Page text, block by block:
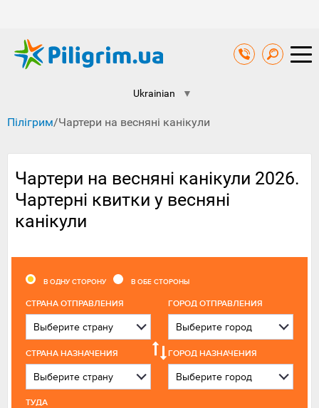
Ukrainian ▼
Пілігрим/Чартери на весняні канікули
Чартери на весняні канікули 2026.
Чартерні квитки у весняні
канікули
В ОДНУ СТОРОНУ В ОБЕ СТОРОНЫ
CТРАНА ОТПРАВЛЕНИЯ ГОРОД ОТПРАВЛЕНИЯ
СТРАНА НАЗНАЧЕНИЯ ГОРОД НАЗНАЧЕНИЯ
ТУДА